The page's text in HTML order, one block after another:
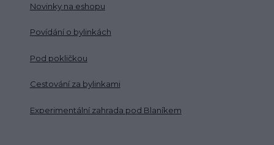
Novinky na eshopu
Povídání o bylinkách
Pod pokličkou
Cestování za bylinkami
Experimentální zahrada pod Blaníkem